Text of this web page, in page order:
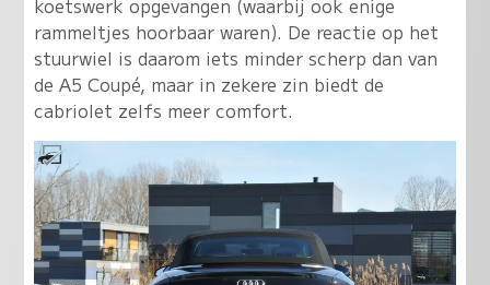
koetswerk opgevangen (waarbij ook enige
rammeltjes hoorbaar waren). De reactie op het
stuurwiel is daarom iets minder scherp dan van
de A5 Coupé, maar in zekere zin biedt de
cabriolet zelfs meer comfort.